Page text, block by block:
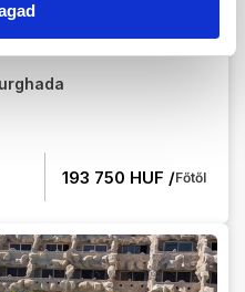
193 750 HUF /Főtől